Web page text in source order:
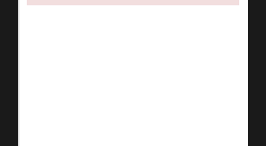
Failed to initialize plugin: wplink